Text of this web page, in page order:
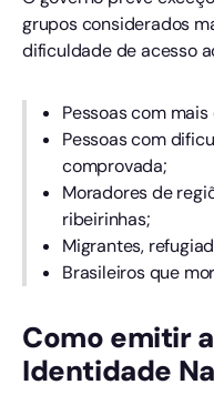
grupos considerados
dificuldade de acesso
Pessoas com
Pessoas com
comprovada;
Moradores de
ribeirinhas;
Migrantes,
Brasileiros que
Como emitir
Identidade